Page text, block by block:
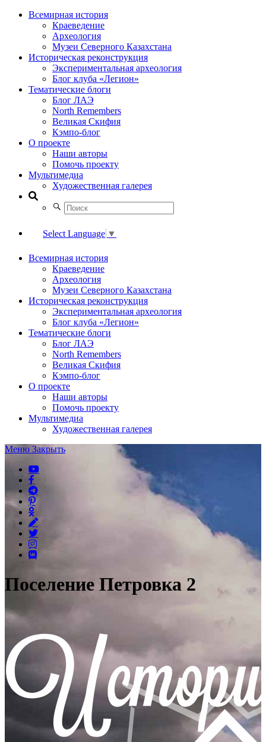
Всемирная история
Краеведение
Археология
Музеи Северного Казахстана
Историческая реконструкция
Экспериментальная археология
Блог клуба «Легион»
Тематические блоги
Блог ЛАЭ
North Remembers
Великая Скифия
Кэмпо-блог
О проекте
Наши авторы
Помочь проекту
Мультимедиа
Художественная галерея
Select Language ▼
Всемирная история
Краеведение
Археология
Музеи Северного Казахстана
Историческая реконструкция
Экспериментальная археология
Блог клуба «Легион»
Тематические блоги
Блог ЛАЭ
North Remembers
Великая Скифия
Кэмпо-блог
О проекте
Наши авторы
Помочь проекту
Мультимедиа
Художественная галерея
Меню Закрыть
Поселение Петровка 2